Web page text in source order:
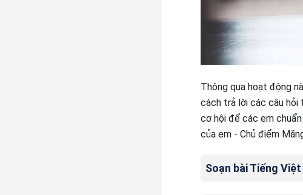
Thông qua hoạt động
cách trả lời các câu hỏi
cơ hội để các em
của em - Chủ điểm
Soạn bài Tiếng